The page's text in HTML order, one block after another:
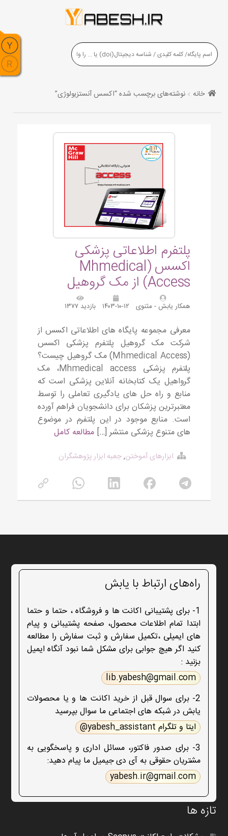
خانه نوشته‌های برچسب شده “اکسس آنستزیولوژی”
پلتفرم اطلاعاتی پزشکی
اکسس (Mhmedical
Access) از مک گروهیل
همکار یابش - مثنوی ۱۴۰۳-۱۰-۱۲ بازدید ۱۳۷۷
معرفی مجموعه پایگاه های اطلاعاتی اکسس از
شرکت مک گروهیل پلتفرم پزشکی اکسس
(Mhmedical Access) مک گروهیل چیست؟
پلتفرم پزشکی Mhmedical access، مک
گرواهیل یک کتابخانه آنلاین پزشکی است که
منابع و راه حل های یادگیری تعاملی را توسط
معتبرترین پزشکان برای دانشجویان فراهم آورده
است. منابع موجود در این پلتفرم در موضوع
های متنوع پزشکی منتشر […]مطالعه کامل
ابزارهای آموختن,جعبه ابزار پژوهشگران
راه‌های ارتباط با یابش
1- برای پشتیبانی اکانت ها و فروشگاه ، حتما و حتما
ابتدا تمام اطلاعات محصول، صفحه پشتیبانی و پیام
های ایمیلی ،تکمیل سفارش و ثبت سفارش را مطالعه
کنید اگر هیچ جوابی برای مشکل شما نبود آنگاه ایمیل
بزنید :
lib.yabesh@gmail.com
2- برای سوال قبل از خرید اکانت ها و یا محصولات
یابش در شبکه های اجتماعی ما سوال بپرسید
ایتا و تلگرام yabesh_assistant@
3- برای صدور فاکتور، مسائل اداری و پاسخگویی به
مشتریان حقوقی به آی دی جیمیل ما پیام دهید:
yabesh.ir@gmail.com
تازه ها